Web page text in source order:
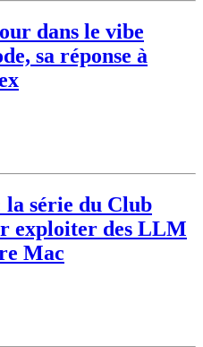
dans le vibe
sa réponse à
série du Club
exploiter des LLM
Mac